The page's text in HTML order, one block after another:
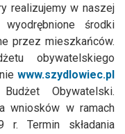
realizujemy w naszej
środki
przez mieszkańców.
obywatelskiego
www.szydlowiec.pl
Obywatelski.
wniosków w ramach
r. Termin składania